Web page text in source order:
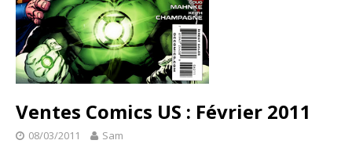
Ventes Comics US : Février 2011
08/03/2011 Sam